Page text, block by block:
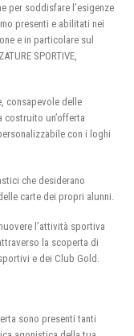
per soddisfare l’esigenze
presenti e abilitati nei
e in particolare sul
SPORTIVE,
consapevole delle
costruito un’offerta
con i loghi
che desiderano
carte dei propri alunni.
l’attività sportiva
la scoperta di
e dei Club Gold.
sono presenti tanti